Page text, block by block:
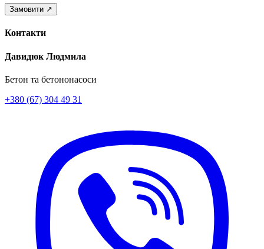
Контакти
Давидюк Людмила
Бетон та бетононасоси
+380 (67) 304 49 31